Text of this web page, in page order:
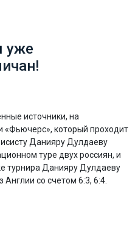
уже
источники, на
который проходит
Данияру Дулдаеву
туре двух россиян, и
турнира Данияру Дулдаеву
со счетом 6:3, 6:4.